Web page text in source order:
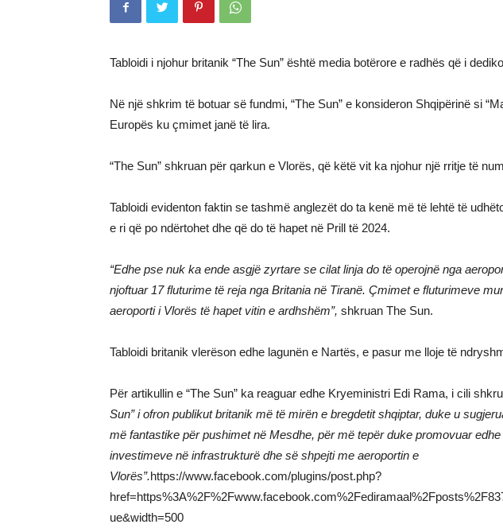
Tabloidi i njohur britanik “The Sun” është media botërore e radhës që i
Në një shkrim të botuar së fundmi, “The Sun” e konsideron Shqipërinë si
Europës ku çmimet janë të lira.
“The Sun” shkruan për qarkun e Vlorës, që këtë vit ka njohur një rritje të
Tabloidi evidenton faktin se tashmë anglezët do ta kenë më të lehtë të
e ri që po ndërtohet dhe që do të hapet në Prill të 2024.
“Edhe pse nuk ka ende asgjë zyrtare se cilat linja do të operojnë nga
njoftuar 17 fluturime të reja nga Britania në Tiranë. Çmimet e fluturimeve
aeroporti i Vlorës të hapet vitin e ardhshëm”, shkruan The Sun.
Tabloidi britanik vlerëson edhe lagunën e Nartës, e pasur me lloje të
Për artikullin e “The Sun” ka reaguar edhe Kryeministri Edi Rama, i cili
Sun” i ofron publikut britanik më të mirën e bregdetit shqiptar, duke u
më fantastike për pushimet në Mesdhe, për më tepër duke promovuar
investimeve në infrastrukturë dhe së shpejti me aeroportin e
Vlorës”.https://www.facebook.com/plugins/post.php?
ue&width=500